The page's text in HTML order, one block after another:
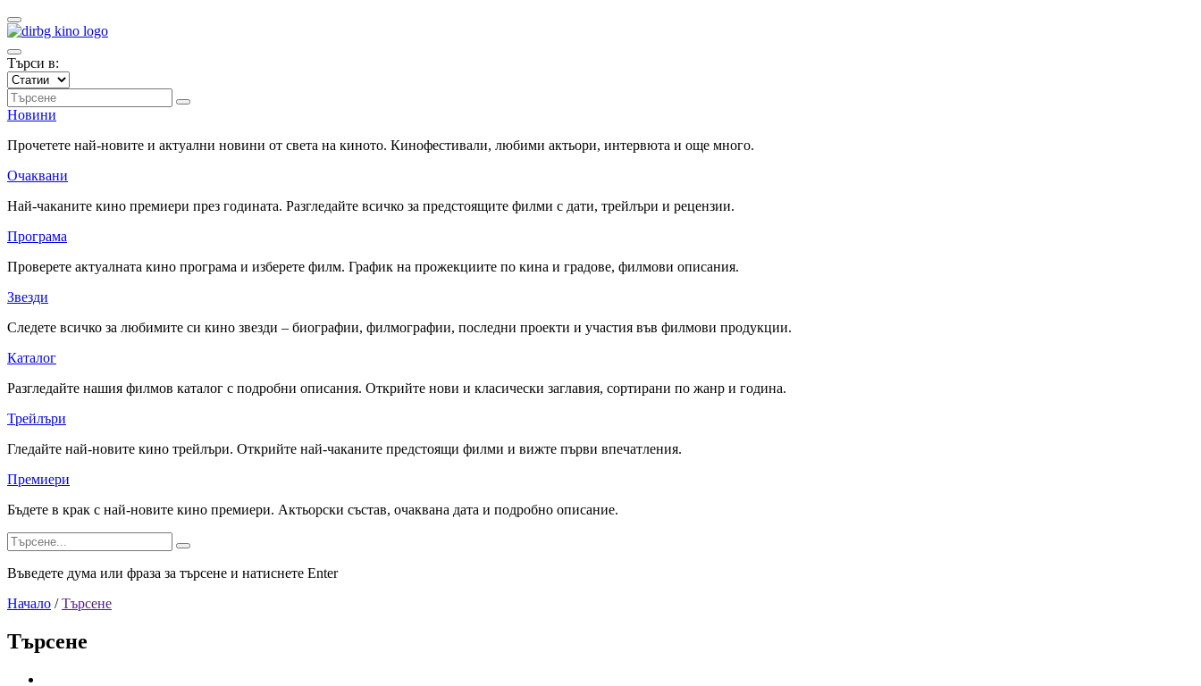
Търси в:
Новини
Прочетете най-новите и актуални новини от света на киното. Кинофестивали, любими актьори, интервюта и още много.
Очаквани
Най-чаканите кино премиери през годината. Разгледайте всичко за предстоящите филми с дати, трейлъри и рецензии.
Програма
Проверете актуалната кино програма и изберете филм. График на прожекциите по кина и градове, филмови описания.
Звезди
Следете всичко за любимите си кино звезди – биографии, филмографии, последни проекти и участия във филмови продукции.
Каталог
Разгледайте нашия филмов каталог с подробни описания. Открийте нови и класически заглавия, сортирани по жанр и година.
Трейлъри
Гледайте най-новите кино трейлъри. Открийте най-чаканите предстоящи филми и вижте първи впечатления.
Премиери
Бъдете в крак с най-новите кино премиери. Актьорски състав, очаквана дата и подробно описание.
Въведете дума или фраза за търсене и натиснете Enter
Начало / Търсене
Търсене